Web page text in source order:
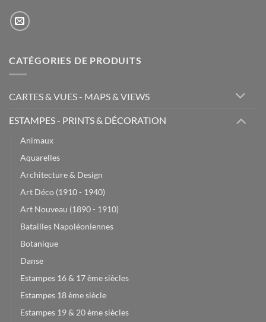
CATÉGORIES DE PRODUITS
CARTES & VUES - MAPS & VIEWS
ESTAMPES - PRINTS & DÉCORATION
Animaux
Aquarelles
Architecture & Design
Art Déco (1910 - 1940)
Art Nouveau (1890 - 1910)
Batailles Napoléoniennes
Botanique
Danse
Estampes 16 & 17 ème siècles
Estampes 18 ème siècle
Estampes 19 & 20 ème siècles